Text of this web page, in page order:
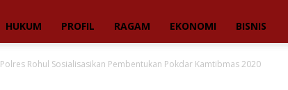
HUKUM PROFIL RAGAM EKONOMI BISNIS
Polres Rohul Sosialisasikan Pembentukan Pokdar Kamtibmas 2020